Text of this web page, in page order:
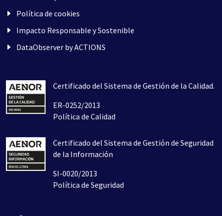
Política de cookies
Impacto Responsable y Sostenible
DataObserver by ACTIONS
Certificado del Sistema de Gestión de la Calidad.
ER-0252/2013
Política de Calidad
Certificado del Sistema de Gestión de Seguridad
de la Información
SI-0020/2013
Política de Seguridad